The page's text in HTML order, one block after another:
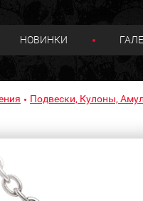
НОВИНКИ
Подвески, Кулоны,